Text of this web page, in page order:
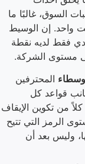
السوق، غالبًا ما
واحد. إن الوسيط
فقط لديه نقطة
مستوى الشركة.
المحترفين
قواعد كل
حساب. توفر بوابة Leverate’s Broker Portal كلاً من تكوين الإيقاف
الرمز التي تتيح
وليس بعد أن